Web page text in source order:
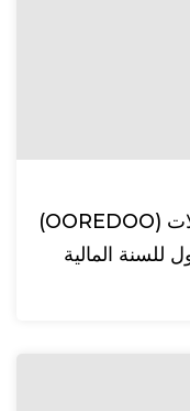
موبايل الوطنية الفلسطينية للاتصالات (OOREDOO)
للسنة المالية